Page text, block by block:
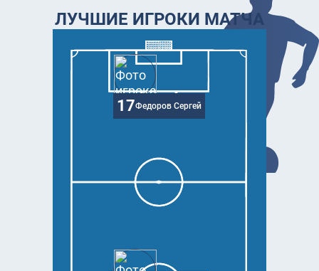
ЛУЧШИЕ ИГРОКИ МАТЧА
17Федоров Сергей